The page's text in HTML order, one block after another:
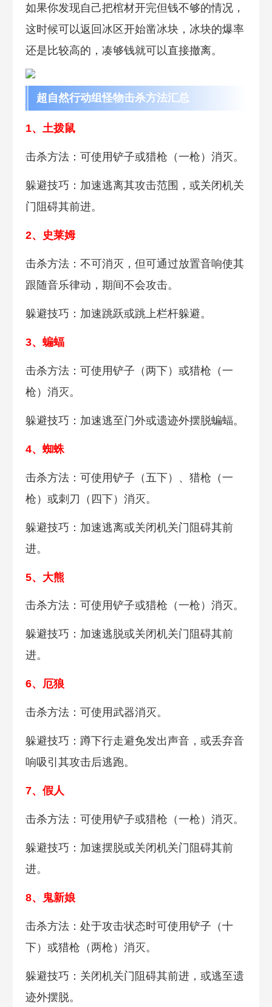
如果你发现自己把棺材开完但钱不够的情况，
这时候可以返回冰区开始凿冰块，冰块的爆率
还是比较高的，凑够钱就可以直接撤离。
超自然行动组怪物击杀方法汇总
1、土拨鼠
击杀方法：可使用铲子或猎枪（一枪）消灭。
躲避技巧：加速逃离其攻击范围，或关闭机关
门阻碍其前进。
2、史莱姆
击杀方法：不可消灭，但可通过放置音响使其
跟随音乐律动，期间不会攻击。
躲避技巧：加速跳跃或跳上栏杆躲避。
3、蝙蝠
击杀方法：可使用铲子（两下）或猎枪（一
枪）消灭。
躲避技巧：加速逃至门外或遗迹外摆脱蝙蝠。
4、蜘蛛
击杀方法：可使用铲子（五下）、猎枪（一
枪）或刺刀（四下）消灭。
躲避技巧：加速逃离或关闭机关门阻碍其前
进。
5、大熊
击杀方法：可使用铲子或猎枪（一枪）消灭。
躲避技巧：加速逃脱或关闭机关门阻碍其前
进。
6、厄狼
击杀方法：可使用武器消灭。
躲避技巧：蹲下行走避免发出声音，或丢弃音
响吸引其攻击后逃跑。
7、假人
击杀方法：可使用铲子或猎枪（一枪）消灭。
躲避技巧：加速摆脱或关闭机关门阻碍其前
进。
8、鬼新娘
击杀方法：处于攻击状态时可使用铲子（十
下）或猎枪（两枪）消灭。
躲避技巧：关闭机关门阻碍其前进，或逃至遗
迹外摆脱。